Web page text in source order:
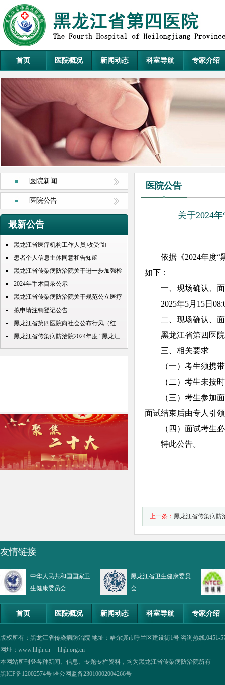
首页 医院概况 新闻动态 科室导航 专家介绍
医院新闻
医院公告
最新公告
黑龙江省医疗机构工作人员 收受“红
包”处理规定
患者个人信息主体同意和告知函
黑龙江省传染病防治院关于进一步加强检
查检验结果互认项目的公示
2024年手术目录公示
黑龙江省传染病防治院关于规范公立医疗
机构预交金管理工作实施情况的通知
拟申请注销登记公告
黑龙江省第四医院向社会公布行风（红
包） 问题投诉举报电话
黑龙江省传染病防治院2024年度 “黑龙江
人才周”公开招聘 拟录取人员名单公示
医院公告
关于2024
依据《2024年度“黑
如下：
一、现场确认、
2025年5月15日
二、现场确认、
黑龙江省第四医
三、相关要求
（一）考生须携
（二）考生未按
（三）考生参加
面试结束后由专人引
（四）面试考生
特此公告。
上一条：黑龙江省传染病防
互认项目的公示
友情链接
中华人民共和国国家卫
生健康委员会
黑龙江省卫生健康委员
会
首页 医院概况 新闻动态 科室导航 专家介绍
版权所有：黑龙江省传染病防治院 地址：哈尔滨市呼兰区建设街1号 咨询热线:0451-
网址：www.hljjh.cn hljjh.org.cn
本网站所刊登各种新闻、信息、专题专栏资料，均为黑龙江省传染病防治院所有
黑ICP备12002574号 哈公网监备23010002004266号